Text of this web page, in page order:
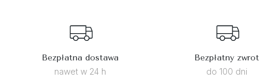
Bezpłatna dostawa
nawet w 24 h
Bezpłatny zwrot
do 100 dni